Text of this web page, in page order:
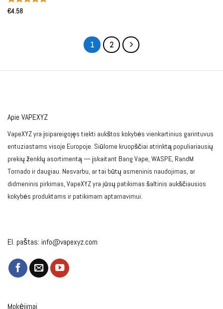
Įvertinimas:
€4.58
1 2
Apie VAPEXYZ
VapeXYZ yra įsipareigojęs tiekti aukštos kokybės vienkartinius garintuvus
entuziastams visoje Europoje. Siūlome kruopščiai atrinktą populiariausių
prekių ženklų asortimentą — įskaitant Bang Vape, WASPE, RandM
Tornado ir daugiau. Nesvarbu, ar tai būtų asmeninis naudojimas, ar
didmeninis pirkimas, VapeXYZ yra jūsų patikimas šaltinis aukščiausios
kokybės produktams ir patikimam aptarnavimui.
El. paštas: info@vapexyz.com
Mokėjimai